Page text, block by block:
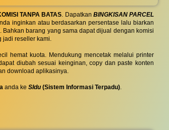
TANPA BATAS. Dapatkan BINGKISAN PARCEL
inginkan atau berdasarkan persentase lalu biarkan
barang yang sama dapat dijual dengan komisi
jadi reseller kami.
hemat kuota. Mendukung mencetak melalui printer
diubah sesuai keinginan, copy dan paste konten
download aplikasinya.
anda ke SIdu (Sistem Informasi Terpadu).